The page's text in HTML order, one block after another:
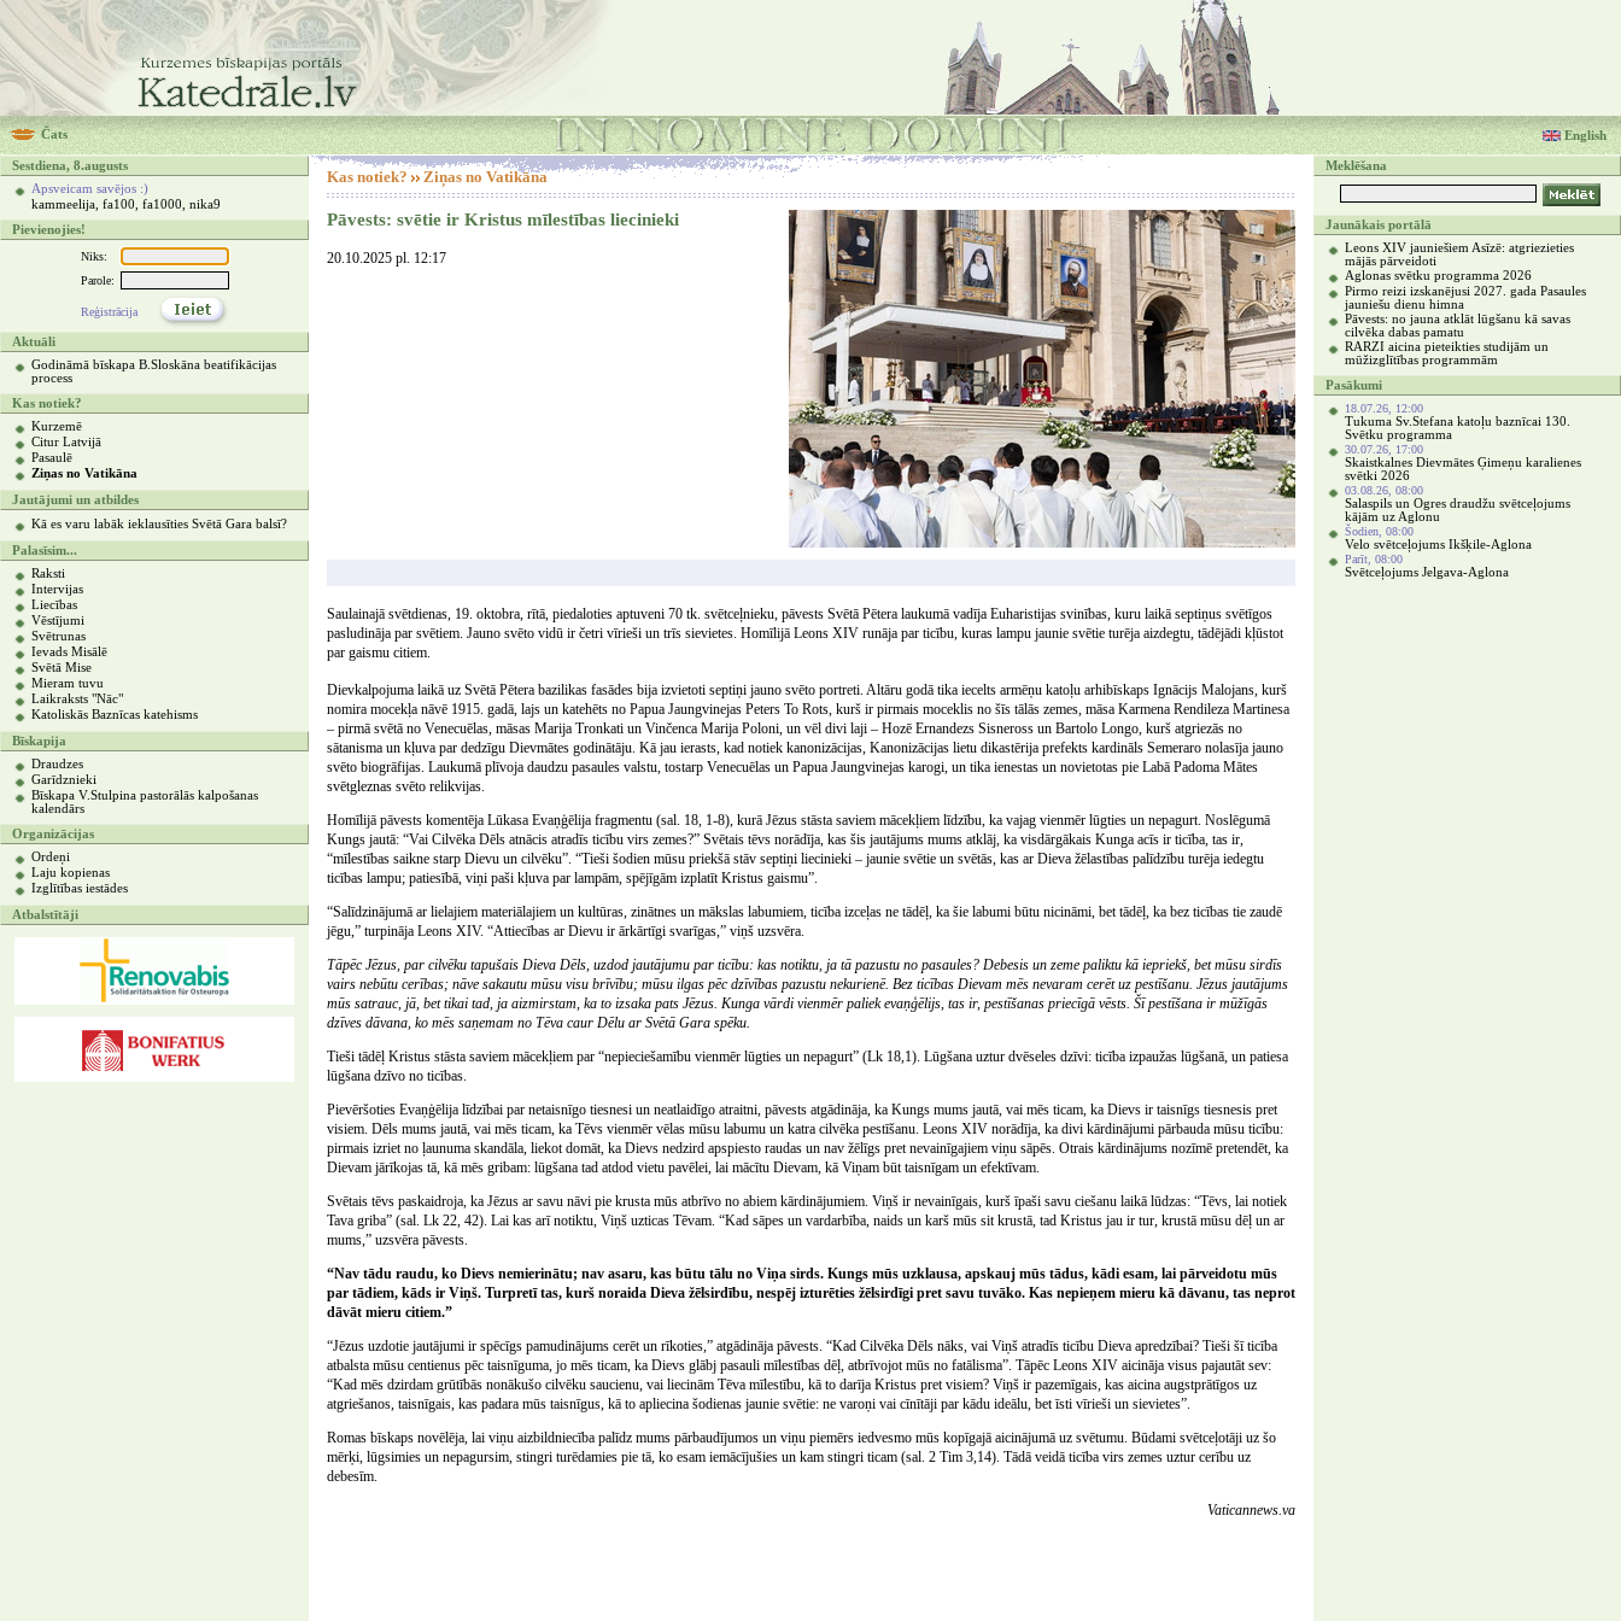
Čats English
Sestdiena, 8.augusts
Apsveicam savējos :)
kammeelija, fa100, fa1000, nika9
Pievienojies!
Niks:
Parole:
Reģistrācija
Aktuāli
Godināmā bīskapa B.Sloskāna beatifikācijas
process
Kas notiek?
Kurzemē
Citur Latvijā
Pasaulē
Ziņas no Vatikāna
Jautājumi un atbildes
Kā es varu labāk ieklausīties Svētā Gara balsī?
Palasīsim...
Raksti
Intervijas
Liecības
Vēstījumi
Svētrunas
Ievads Misālē
Svētā Mise
Mieram tuvu
Laikraksts "Nāc"
Katoliskās Baznīcas katehisms
Bīskapija
Draudzes
Garīdznieki
Bīskapa V.Stulpina pastorālās kalpošanas
kalendārs
Organizācijas
Ordeņi
Laju kopienas
Izglītības iestādes
Atbalstītāji
Kas notiek? Ziņas no Vatikāna
Pāvests: svētie ir Kristus mīlestības liecinieki
20.10.2025 pl. 12:17
Saulainajā svētdienas, 19. oktobra, rītā, piedaloties aptuveni 70 tk. svētceļnieku, pāvests Svētā Pētera laukumā vadīja Euharistijas svinības, kuru laikā septiņus svētīgos
pasludināja par svētiem. Jauno svēto vidū ir četri vīrieši un trīs sievietes. Homīlijā Leons XIV runāja par ticību, kuras lampu jaunie svētie turēja aizdegtu, tādējādi kļūstot
par gaismu citiem.
Dievkalpojuma laikā uz Svētā Pētera bazilikas fasādes bija izvietoti septiņi jauno svēto portreti. Altāru godā tika iecelts armēņu katoļu arhibīskaps Ignācijs Malojans, kurš
nomira mocekļa nāvē 1915. gadā, lajs un katehēts no Papua Jaungvinejas Peters To Rots, kurš ir pirmais moceklis no šīs tālās zemes, māsa Karmena Rendileza Martinesa
– pirmā svētā no Venecuēlas, māsas Marija Tronkati un Vinčenca Marija Poloni, un vēl divi laji – Hozē Ernandezs Sisneross un Bartolo Longo, kurš atgriezās no
sātanisma un kļuva par dedzīgu Dievmātes godinātāju. Kā jau ierasts, kad notiek kanonizācijas, Kanonizācijas lietu dikastērija prefekts kardināls Semeraro nolasīja jauno
svēto biogrāfijas. Laukumā plīvoja daudzu pasaules valstu, tostarp Venecuēlas un Papua Jaungvinejas karogi, un tika ienestas un novietotas pie Labā Padoma Mātes
svētgleznas svēto relikvijas.
Homīlijā pāvests komentēja Lūkasa Evaņģēlija fragmentu (sal. 18, 1-8), kurā Jēzus stāsta saviem mācekļiem līdzību, ka vajag vienmēr lūgties un nepagurt. Noslēgumā
Kungs jautā: “Vai Cilvēka Dēls atnācis atradīs ticību virs zemes?” Svētais tēvs norādīja, kas šis jautājums mums atklāj, ka visdārgākais Kunga acīs ir ticība, tas ir,
“mīlestības saikne starp Dievu un cilvēku”. “Tieši šodien mūsu priekšā stāv septiņi liecinieki – jaunie svētie un svētās, kas ar Dieva žēlastības palīdzību turēja iedegtu
ticības lampu; patiesībā, viņi paši kļuva par lampām, spējīgām izplatīt Kristus gaismu”.
“Salīdzinājumā ar lielajiem materiālajiem un kultūras, zinātnes un mākslas labumiem, ticība izceļas ne tādēļ, ka šie labumi būtu nicināmi, bet tādēļ, ka bez ticības tie zaudē
jēgu,” turpināja Leons XIV. “Attiecības ar Dievu ir ārkārtīgi svarīgas,” viņš uzsvēra.
Tāpēc Jēzus, par cilvēku tapušais Dieva Dēls, uzdod jautājumu par ticību: kas notiktu, ja tā pazustu no pasaules? Debesis un zeme paliktu kā iepriekš, bet mūsu sirdīs
vairs nebūtu cerības; nāve sakautu mūsu visu brīvību; mūsu ilgas pēc dzīvības pazustu nekurienē. Bez ticības Dievam mēs nevaram cerēt uz pestīšanu. Jēzus jautājums
mūs satrauc, jā, bet tikai tad, ja aizmirstam, ka to izsaka pats Jēzus. Kunga vārdi vienmēr paliek evaņģēlijs, tas ir, pestīšanas priecīgā vēsts. Šī pestīšana ir mūžīgās
dzīves dāvana, ko mēs saņemam no Tēva caur Dēlu ar Svētā Gara spēku.
Tieši tādēļ Kristus stāsta saviem mācekļiem par “nepieciešamību vienmēr lūgties un nepagurt” (Lk 18,1). Lūgšana uztur dvēseles dzīvi: ticība izpaužas lūgšanā, un patiesa
lūgšana dzīvo no ticības.
Pievēršoties Evaņģēlija līdzībai par netaisnīgo tiesnesi un neatlaidīgo atraitni, pāvests atgādināja, ka Kungs mums jautā, vai mēs ticam, ka Dievs ir taisnīgs tiesnesis pret
visiem. Dēls mums jautā, vai mēs ticam, ka Tēvs vienmēr vēlas mūsu labumu un katra cilvēka pestīšanu. Leons XIV norādīja, ka divi kārdinājumi pārbauda mūsu ticību:
pirmais izriet no ļaunuma skandāla, liekot domāt, ka Dievs nedzird apspiesto raudas un nav žēlīgs pret nevainīgajiem viņu sāpēs. Otrais kārdinājums nozīmē pretendēt, ka
Dievam jārīkojas tā, kā mēs gribam: lūgšana tad atdod vietu pavēlei, lai mācītu Dievam, kā Viņam būt taisnīgam un efektīvam.
Svētais tēvs paskaidroja, ka Jēzus ar savu nāvi pie krusta mūs atbrīvo no abiem kārdinājumiem. Viņš ir nevainīgais, kurš īpaši savu ciešanu laikā lūdzas: “Tēvs, lai notiek
Tava griba” (sal. Lk 22, 42). Lai kas arī notiktu, Viņš uzticas Tēvam. “Kad sāpes un vardarbība, naids un karš mūs sit krustā, tad Kristus jau ir tur, krustā mūsu dēļ un ar
mums,” uzsvēra pāvests.
“Nav tādu raudu, ko Dievs nemierinātu; nav asaru, kas būtu tālu no Viņa sirds. Kungs mūs uzklausa, apskauj mūs tādus, kādi esam, lai pārveidotu mūs
par tādiem, kāds ir Viņš. Turpretī tas, kurš noraida Dieva žēlsirdību, nespēj izturēties žēlsirdīgi pret savu tuvāko. Kas nepieņem mieru kā dāvanu, tas neprot
dāvāt mieru citiem.”
“Jēzus uzdotie jautājumi ir spēcīgs pamudinājums cerēt un rīkoties,” atgādināja pāvests. “Kad Cilvēka Dēls nāks, vai Viņš atradīs ticību Dieva apredzībai? Tieši šī ticība
atbalsta mūsu centienus pēc taisnīguma, jo mēs ticam, ka Dievs glābj pasauli mīlestības dēļ, atbrīvojot mūs no fatālisma”. Tāpēc Leons XIV aicināja visus pajautāt sev:
“Kad mēs dzirdam grūtībās nonākušo cilvēku saucienu, vai liecinām Tēva mīlestību, kā to darīja Kristus pret visiem? Viņš ir pazemīgais, kas aicina augstprātīgos uz
atgriešanos, taisnīgais, kas padara mūs taisnīgus, kā to apliecina šodienas jaunie svētie: ne varoņi vai cīnītāji par kādu ideālu, bet īsti vīrieši un sievietes”.
Romas bīskaps novēlēja, lai viņu aizbildniecība palīdz mums pārbaudījumos un viņu piemērs iedvesmo mūs kopīgajā aicinājumā uz svētumu. Būdami svētceļotāji uz šo
mērķi, lūgsimies un nepagursim, stingri turēdamies pie tā, ko esam iemācījušies un kam stingri ticam (sal. 2 Tim 3,14). Tādā veidā ticība virs zemes uztur cerību uz
debesīm.
Vaticannews.va
Meklēšana
Jaunākais portālā
Leons XIV jauniešiem Asīzē: atgriezieties
mājās pārveidoti
Aglonas svētku programma 2026
Pirmo reizi izskanējusi 2027. gada Pasaules
jauniešu dienu himna
Pāvests: no jauna atklāt lūgšanu kā savas
cilvēka dabas pamatu
RARZI aicina pieteikties studijām un
mūžizglītības programmām
Pasākumi
18.07.26, 12:00
Tukuma Sv.Stefana katoļu baznīcai 130.
Svētku programma
30.07.26, 17:00
Skaistkalnes Dievmātes Ģimeņu karalienes
svētki 2026
03.08.26, 08:00
Salaspils un Ogres draudžu svētceļojums
kājām uz Aglonu
Šodien, 08:00
Velo svētceļojums Ikšķile-Aglona
Parīt, 08:00
Svētceļojums Jelgava-Aglona